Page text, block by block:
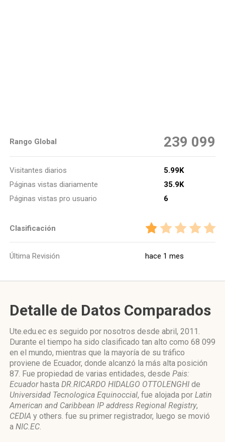
Rango Global 239 099
Visitantes diarios
5.99K
Páginas vistas diariamente
35.9K
Páginas vistas pro usuario
6
Clasificación
Última Revisión hace 1 mes
Detalle de Datos Comparados
Ute.edu.ec es seguido por nosotros desde abril, 2011.
Durante el tiempo ha sido clasificado tan alto como 68 099
en el mundo, mientras que la mayoría de su tráfico
proviene de Ecuador, donde alcanzó la más alta posición
87. Fue propiedad de varias entidades, desde Pais:
Ecuadorhasta DR.RICARDO HIDALGO OTTOLENGHI de
Universidad Tecnologica Equinoccial, fue alojada por Latin
American and Caribbean IP address Regional Registry,
CEDIA y others. fue su primer registrador, luego se movió
a NIC.EC.